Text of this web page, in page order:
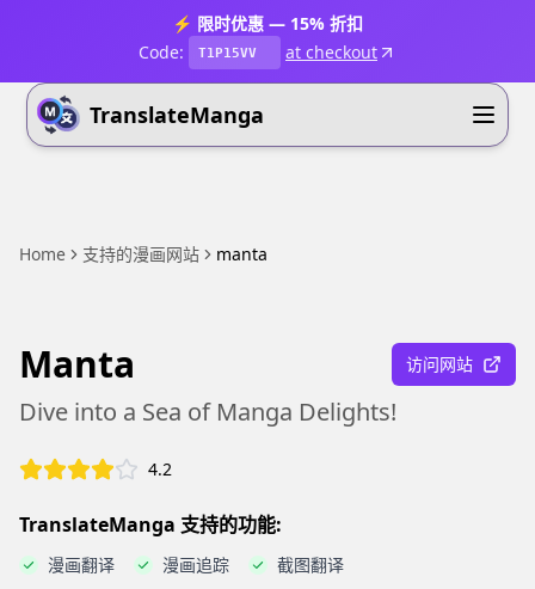
⚡ 限时优惠 — 15% 折扣
Code:
T1P15VV at checkout
TranslateManga
Home 支持的漫画网站 manta
Manta 访问网站
Dive into a Sea of Manga Delights!
4.2
TranslateManga 支持的功能:
漫画翻译 漫画追踪 截图翻译